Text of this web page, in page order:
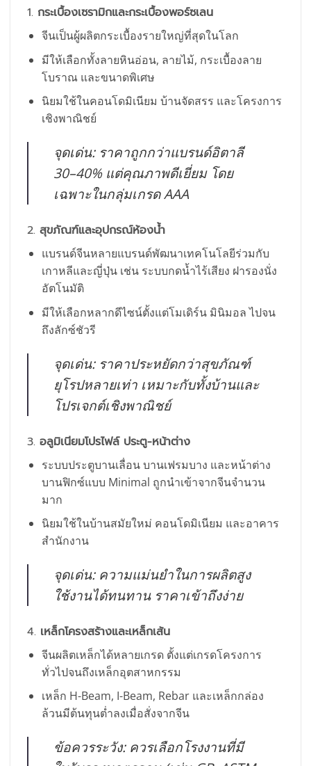
1. กระเบื้องเซรามิกและกระเบื้องพอร์ซเลน
จีนเป็นผู้ผลิตกระเบื้องรายใหญ่ที่สุดในโลก
มีให้เลือกทั้งลายหินอ่อน, ลายไม้, กระเบื้องลาย
โบราณ และขนาดพิเศษ
นิยมใช้ในคอนโดมิเนียม บ้านจัดสรร และโครงการ
เชิงพาณิชย์
จุดเด่น: ราคาถูกกว่าแบรนด์อิตาลี
30–40% แต่คุณภาพดีเยี่ยม โดย
เฉพาะในกลุ่มเกรด AAA
2. สุขภัณฑ์และอุปกรณ์ห้องน้ำ
แบรนด์จีนหลายแบรนด์พัฒนาเทคโนโลยีร่วมกับ
เกาหลีและญี่ปุ่น เช่น ระบบกดน้ำไร้เสียง ฝารองนั่ง
อัตโนมัติ
มีให้เลือกหลากดีไซน์ตั้งแต่โมเดิร์น มินิมอล ไปจน
ถึงลักซ์ชัวรี
จุดเด่น: ราคาประหยัดกว่าสุขภัณฑ์
ยุโรปหลายเท่า เหมาะกับทั้งบ้านและ
โปรเจกต์เชิงพาณิชย์
3. อลูมิเนียมโปรไฟล์ ประตู-หน้าต่าง
ระบบประตูบานเลื่อน บานเฟรมบาง และหน้าต่าง
บานฟิกซ์แบบ Minimal ถูกนำเข้าจากจีนจำนวน
มาก
นิยมใช้ในบ้านสมัยใหม่ คอนโดมิเนียม และอาคาร
สำนักงาน
จุดเด่น: ความแม่นยำในการผลิตสูง
ใช้งานได้ทนทาน ราคาเข้าถึงง่าย
4. เหล็กโครงสร้างและเหล็กเส้น
จีนผลิตเหล็กได้หลายเกรด ตั้งแต่เกรดโครงการ
ทั่วไปจนถึงเหล็กอุตสาหกรรม
เหล็ก H-Beam, I-Beam, Rebar และเหล็กกล่อง
ล้วนมีต้นทุนต่ำลงเมื่อสั่งจากจีน
ข้อควรระวัง: ควรเลือกโรงงานที่มี